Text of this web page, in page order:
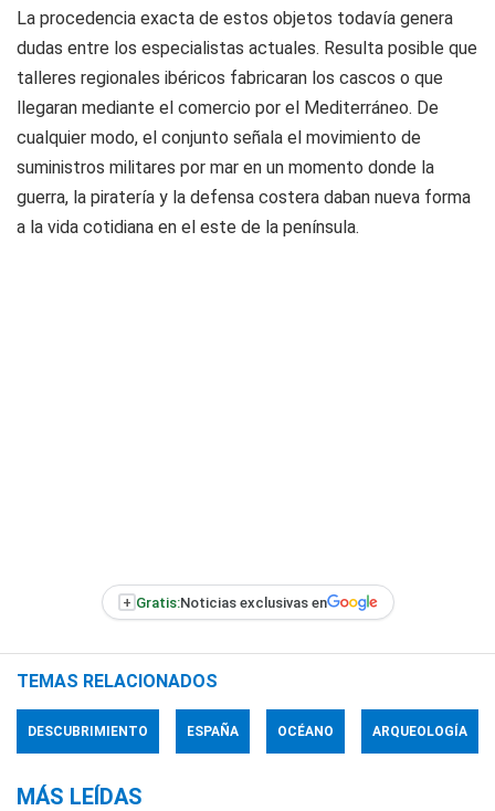
La procedencia exacta de estos objetos todavía genera
dudas entre los especialistas actuales. Resulta posible que
talleres regionales ibéricos fabricaran los cascos o que
llegaran mediante el comercio por el Mediterráneo. De
cualquier modo, el conjunto señala el movimiento de
suministros militares por mar en un momento donde la
guerra, la piratería y la defensa costera daban nueva forma
a la vida cotidiana en el este de la península.
+ Gratis:Noticias exclusivas en
TEMAS RELACIONADOS
DESCUBRIMIENTO ESPAÑA OCÉANO ARQUEOLOGÍA
MÁS LEÍDAS